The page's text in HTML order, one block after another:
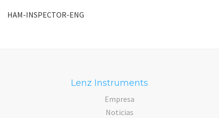
HAM-INSPECTOR-ENG
Lenz Instruments
Empresa
Noticias